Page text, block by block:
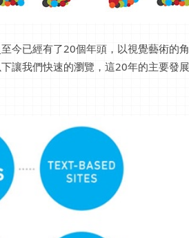
今已經有了20個年頭，以視覺藝術的
讓我們快速的瀏覽，這20年的主要發展